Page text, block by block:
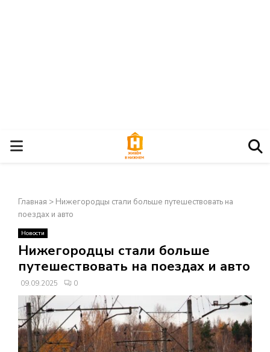
О
Н
О
В
Н
О
Главная > Нижегородцы стали больше путешествовать на
поездах и авто
Новости
Нижегородцы стали больше
путешествовать на поездах и авто
09.09.2025 0